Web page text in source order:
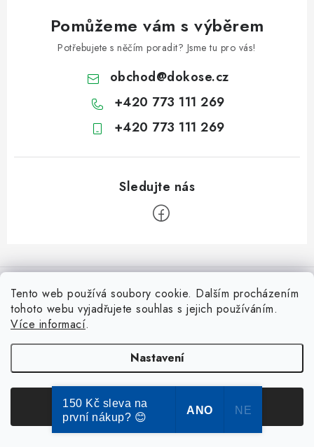
Tento web používá soubory cookie. Dalším procházením
tohoto webu vyjadřujete souhlas s jejich používáním.
Více informací.
Nastavení
Souhlasím
Pomůžeme vám s výběrem
Potřebujete s něčím poradit? Jsme tu pro vás!
obchod@dokose.cz
+420 773 111 269
+420 773 111 269
á
Copyright 2026Dokose.cz. Všechna práva vyhrazena. Upravit nastavení
cookies
150 Kč sleva na
první nákup? 😊
ANO NE